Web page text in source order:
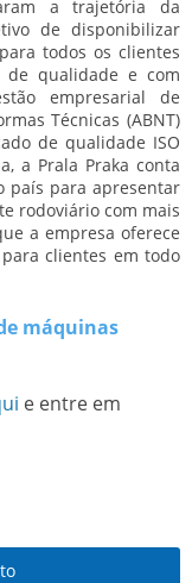
a trajetória da
de disponibilizar
todos os clientes
qualidade e com
empresarial de
Técnicas (ABNT)
de qualidade ISO
a Prala Praka conta
país para apresentar
rodoviário com mais
a empresa oferece
clientes em todo
máquinas
e entre em